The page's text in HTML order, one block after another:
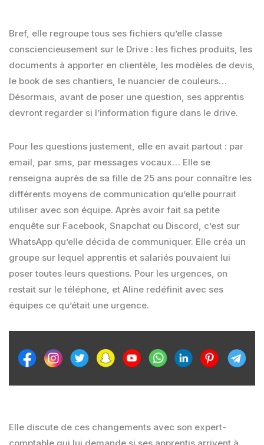
Bref, elle regroupe tous ses fichiers qu’elle classe
consciencieusement sur le Drive : les fiches produits, les
documents à apporter en clientèle, les modèles de devis,
le book de ses chantiers, le nuancier de couleurs…
Désormais, avant de poser une question, ses apprentis
devront regarder si l’information figure dans le drive.
Pour les questions justement, elle en avait partout : par
email, par sms, par messages vocaux… Elle se
renseigna auprès de sa fille de 25 ans pour connaître les
différents moyens de communication qu’elle pourrait
utiliser avec son équipe. Après avoir fait sa petite
enquête sur Facebook, Snapchat ou Discord, c’est sur
WhatsApp qu’elle décida de communiquer. Elle créa un
groupe sur lequel apprentis et salariés pouvaient lui
poser toutes leurs questions. Pour les urgences, on
restait sur le téléphone, et Aline redéfinit avec ses
équipes ce qu’était une urgence.
Elle discute de ces changements avec son expert-
comptable qui lui demande si ses apprentis arrivent à